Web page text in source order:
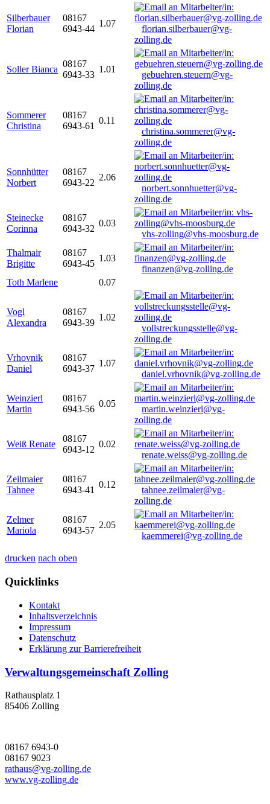
Silberbauer
Florian
08167
6943-44
1.07
florian.silberbauer@vg-
zolling.de
Soller Bianca
08167
6943-33
1.01
gebuehren.steuern@vg-
zolling.de
Sommerer
Christina
08167
6943-61
0.11
christina.sommerer@vg-
zolling.de
Sonnhütter
Norbert
08167
6943-22
2.06
norbert.sonnhuetter@vg-
zolling.de
Steinecke
Corinna
08167
6943-32
0.03
vhs-zolling@vhs-moosburg.de
Thalmair
Brigitte
08167
6943-45
1.03
finanzen@vg-zolling.de
Toth Marlene
0.07
Vogl
Alexandra
08167
6943-39
1.02
vollstreckungsstelle@vg-
zolling.de
Vrhovnik
Daniel
08167
6943-37
1.07
daniel.vrhovnik@vg-zolling.de
Weinzierl
Martin
08167
6943-56
0.05
martin.weinzierl@vg-
zolling.de
Weiß Renate
08167
6943-12
0.02
renate.weiss@vg-zolling.de
Zeilmaier
Tahnee
08167
6943-41
0.12
tahnee.zeilmaier@vg-
zolling.de
Zelmer
Mariola
08167
6943-57
2.05
kaemmerei@vg-zolling.de
drucken nach oben
Quicklinks
Kontakt
Inhaltsverzeichnis
Impressum
Datenschutz
Erklärung zur Barrierefreiheit
Verwaltungsgemeinschaft Zolling
Rathausplatz 1
85406 Zolling
08167 6943-0
08167 9023
rathaus@vg-zolling.de
www.vg-zolling.de